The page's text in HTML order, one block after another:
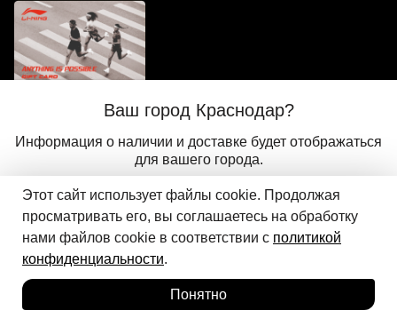
Ваш город Краснодар?
Информация о наличии и доставке будет отображаться
для вашего города.
Корзина
Добавить в корзину
Положение о программе лояльности
© 2024 ООО «АДМИКС СПОРТ», официальный дистрибьютор
Li-Ning в России
Этот сайт использует файлы cookie. Продолжая
просматривать его, вы соглашаетесь на обработку
нами файлов cookie в соответствии с политикой
конфиденциальности.
Понятно